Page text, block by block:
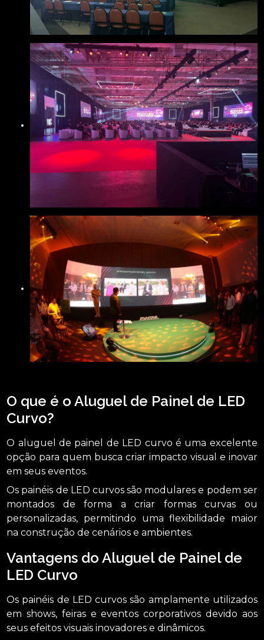
O que é o Aluguel de Painel de LED
Curvo?
O aluguel de painel de LED curvo é uma excelente
opção para quem busca criar impacto visual e inovar
em seus eventos.
Os painéis de LED curvos são modulares e podem ser
montados de forma a criar formas curvas ou
personalizadas, permitindo uma flexibilidade maior
na construção de cenários e ambientes.
Vantagens do Aluguel de Painel de
LED Curvo
Os painéis de LED curvos são amplamente utilizados
em shows, feiras e eventos corporativos devido aos
seus efeitos visuais inovadores e dinâmicos.